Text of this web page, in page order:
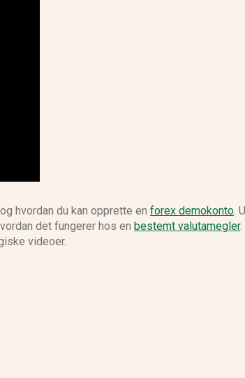
hvordan du kan opprette en forex demokonto.
det fungerer hos en bestemt valutamegler
videoer.